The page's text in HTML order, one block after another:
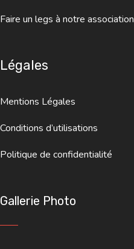
Faire un legs à notre association
Légales
Mentions Légales
Conditions d’utilisations
Politique de confidentialité
Gallerie Photo